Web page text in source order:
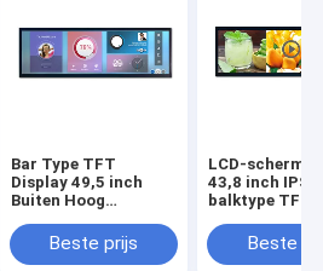
Bar Type TFT
Display 49,5 inch
Buiten Hoog
DisplayBeste prijs
LCD-
43,8 inch IPS-
balktype TFT-
Beste